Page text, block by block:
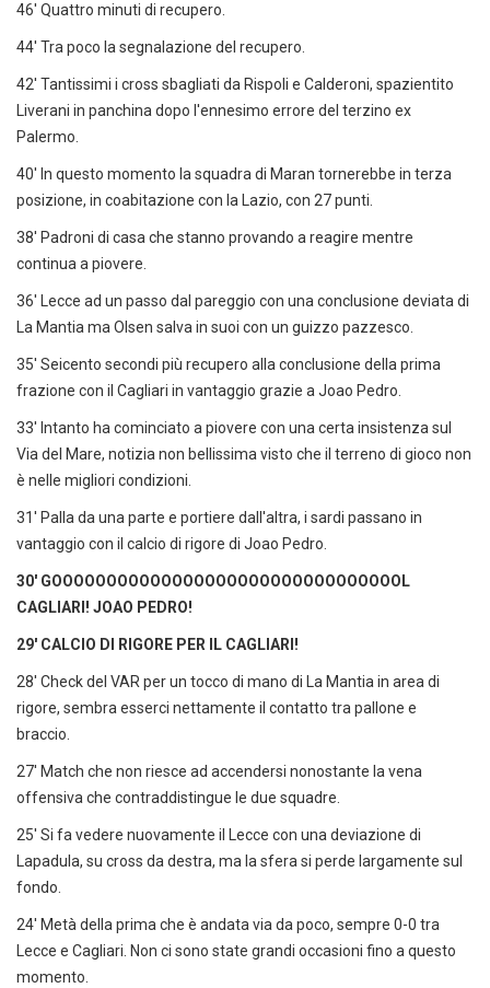
46' Quattro minuti di recupero.
44' Tra poco la segnalazione del recupero.
42' Tantissimi i cross sbagliati da Rispoli e Calderoni, spazientito
Liverani in panchina dopo l'ennesimo errore del terzino ex
Palermo.
40' In questo momento la squadra di Maran tornerebbe in terza
posizione, in coabitazione con la Lazio, con 27 punti.
38' Padroni di casa che stanno provando a reagire mentre
continua a piovere.
36' Lecce ad un passo dal pareggio con una conclusione deviata di
La Mantia ma Olsen salva in suoi con un guizzo pazzesco.
35' Seicento secondi più recupero alla conclusione della prima
frazione con il Cagliari in vantaggio grazie a Joao Pedro.
33' Intanto ha cominciato a piovere con una certa insistenza sul
Via del Mare, notizia non bellissima visto che il terreno di gioco non
è nelle migliori condizioni.
31' Palla da una parte e portiere dall'altra, i sardi passano in
vantaggio con il calcio di rigore di Joao Pedro.
30' GOOOOOOOOOOOOOOOOOOOOOOOOOOOOOOOOL
CAGLIARI! JOAO PEDRO!
29' CALCIO DI RIGORE PER IL CAGLIARI!
28' Check del VAR per un tocco di mano di La Mantia in area di
rigore, sembra esserci nettamente il contatto tra pallone e
braccio.
27' Match che non riesce ad accendersi nonostante la vena
offensiva che contraddistingue le due squadre.
25' Si fa vedere nuovamente il Lecce con una deviazione di
Lapadula, su cross da destra, ma la sfera si perde largamente sul
fondo.
24' Metà della prima che è andata via da poco, sempre 0-0 tra
Lecce e Cagliari. Non ci sono state grandi occasioni fino a questo
momento.